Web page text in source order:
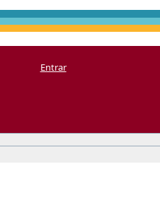
Entrar